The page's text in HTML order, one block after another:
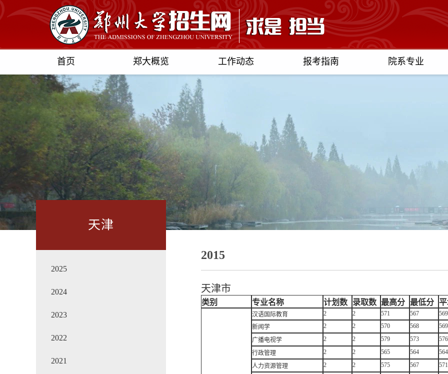
首页 郑大概览 工作动态 报考指南 院系专业
天津
2025
2024
2023
2022
2021
2015
天津市
类别 专业名称 计划数 录取数 最高分 最低分
汉语国际教育 2 2 571 567
新闻学
2 2 570 568
广播电视学
2 2 579 573
行政管理
2 2 565 564
人力资源管理
2 2 575 567